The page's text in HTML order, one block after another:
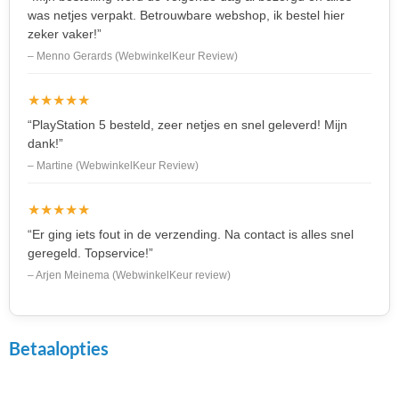
was netjes verpakt. Betrouwbare webshop, ik bestel hier
zeker vaker!”
– Menno Gerards (WebwinkelKeur Review)
★★★★★
“PlayStation 5 besteld, zeer netjes en snel geleverd! Mijn
dank!”
– Martine (WebwinkelKeur Review)
★★★★★
“Er ging iets fout in de verzending. Na contact is alles snel
geregeld. Topservice!”
– Arjen Meinema (WebwinkelKeur review)
Betaalopties